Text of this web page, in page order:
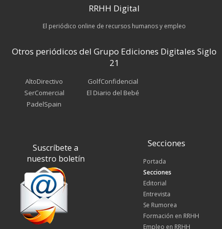
RRHH Digital
El periódico online de recursos humanos y empleo
Otros periódicos del Grupo Ediciones Digitales Siglo
21
AltoDirectivo
SerComercial
PadelSpain
GolfConfidencial
El Diario del Bebé
Suscríbete a
nuestro boletín
Secciones
Portada
Secciones
Editorial
Entrevista
Se Rumorea
Formación en RRHH
Empleo en RRHH